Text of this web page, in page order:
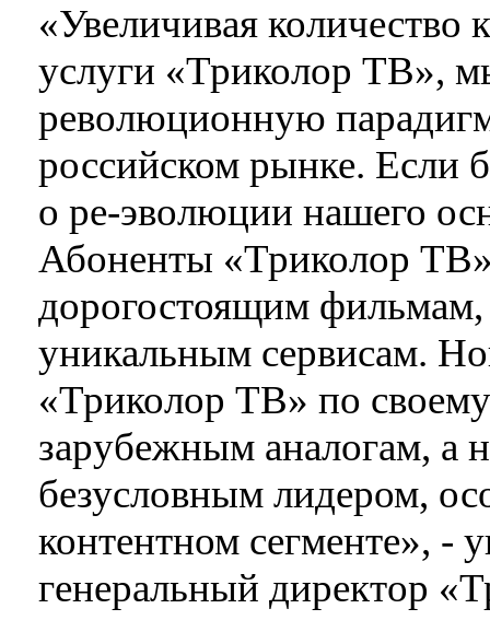
«Увеличивая количество
услуги «Триколор ТВ»,
революционную
российском рынке. Если
о ре-эволюции нашего
Абоненты «Триколор
дорогостоящим
уникальным сервисам.
«Триколор ТВ» по
зарубежным аналогам, а
безусловным лидером,
контентном сегменте», -
генеральный директор